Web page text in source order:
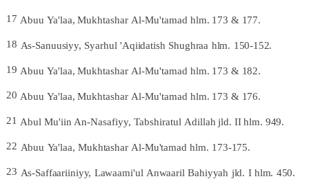
17 Abuu Ya'laa, Mukhtashar Al-Mu'tamad hlm. 173 & 177.
18 As-Sanuusiyy, Syarhul 'Aqiidatish Shughraa hlm. 150-152.
19 Abuu Ya'laa, Mukhtashar Al-Mu'tamad hlm. 173 & 182.
20 Abuu Ya'laa, Mukhtashar Al-Mu'tamad hlm. 173 & 176.
21 Abul Mu'iin An-Nasafiyy, Tabshiratul Adillah jld. II hlm. 949.
22 Abuu Ya'laa, Mukhtashar Al-Mu'tamad hlm. 173-175.
23 As-Saffaariiniyy, Lawaami'ul Anwaaril Bahiyyah jld. I hlm. 450.